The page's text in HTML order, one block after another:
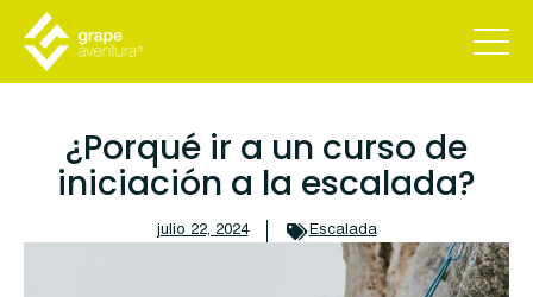
¿Porqué ir a un curso de
iniciación a la escalada?
julio 22, 2024 Escalada